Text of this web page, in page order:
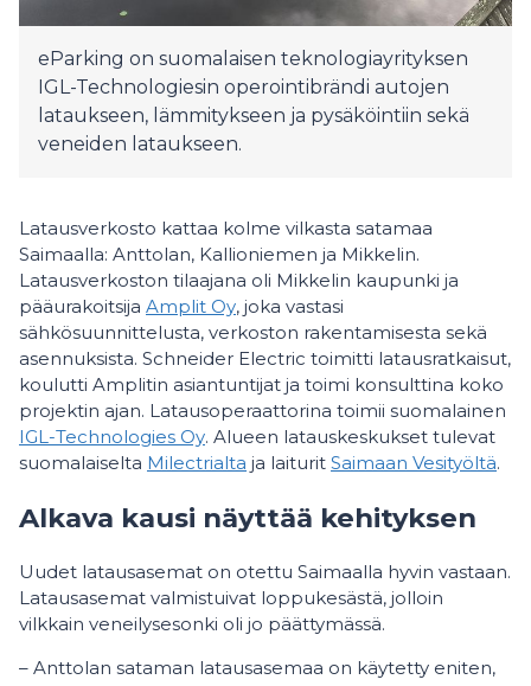
eParking on suomalaisen teknologiayrityksen
IGL-Technologiesin operointibrändi autojen
lataukseen, lämmitykseen ja pysäköintiin sekä
veneiden lataukseen.
Latausverkosto kattaa kolme vilkasta satamaa
Saimaalla: Anttolan, Kallioniemen ja Mikkelin.
Latausverkoston tilaajana oli Mikkelin kaupunki ja
pääurakoitsija Amplit Oy, joka vastasi
sähkösuunnittelusta, verkoston rakentamisesta sekä
asennuksista. Schneider Electric toimitti latausratkaisut,
koulutti Amplitin asiantuntijat ja toimi konsulttina koko
projektin ajan. Latausoperaattorina toimii suomalainen
IGL-Technologies Oy. Alueen latauskeskukset tulevat
suomalaiselta Milectrialta ja laiturit Saimaan Vesityöltä.
Alkava kausi näyttää kehityksen
Uudet latausasemat on otettu Saimaalla hyvin vastaan.
Latausasemat valmistuivat loppukesästä, jolloin
vilkkain veneilysesonki oli jo päättymässä.
– Anttolan sataman latausasemaa on käytetty eniten,